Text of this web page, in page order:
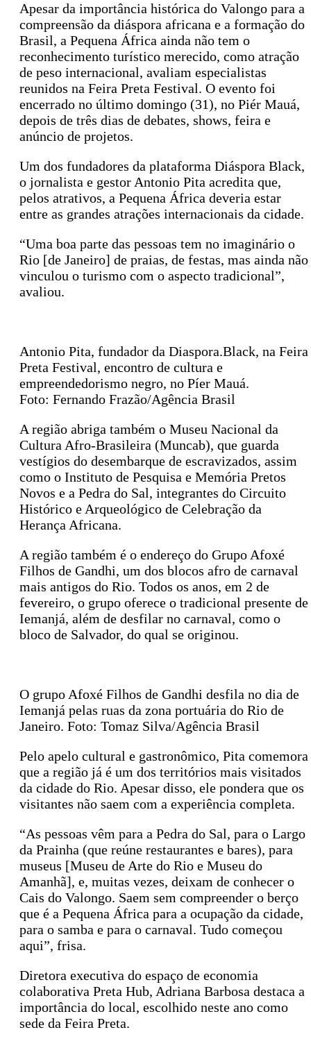
Apesar da importância histórica do Valongo para a
compreensão da diáspora africana e a formação do
Brasil, a Pequena África ainda não tem o
reconhecimento turístico merecido, como atração
de peso internacional, avaliam especialistas
reunidos na Feira Preta Festival. O evento foi
encerrado no último domingo (31), no Piér Mauá,
depois de três dias de debates, shows, feira e
anúncio de projetos.
Um dos fundadores da plataforma Diáspora Black,
o jornalista e gestor Antonio Pita acredita que,
pelos atrativos, a Pequena África deveria estar
entre as grandes atrações internacionais da cidade.
“Uma boa parte das pessoas tem no imaginário o
Rio [de Janeiro] de praias, de festas, mas ainda não
vinculou o turismo com o aspecto tradicional”,
avaliou.
Antonio Pita, fundador da Diaspora.Black, na Feira
Preta Festival, encontro de cultura e
empreendedorismo negro, no Píer Mauá.
Foto: Fernando Frazão/Agência Brasil
A região abriga também o Museu Nacional da
Cultura Afro-Brasileira (Muncab), que guarda
vestígios do desembarque de escravizados, assim
como o Instituto de Pesquisa e Memória Pretos
Novos e a Pedra do Sal, integrantes do Circuito
Histórico e Arqueológico de Celebração da
Herança Africana.
A região também é o endereço do Grupo Afoxé
Filhos de Gandhi, um dos blocos afro de carnaval
mais antigos do Rio. Todos os anos, em 2 de
fevereiro, o grupo oferece o tradicional presente de
Iemanjá, além de desfilar no carnaval, como o
bloco de Salvador, do qual se originou.
O grupo Afoxé Filhos de Gandhi desfila no dia de
Iemanjá pelas ruas da zona portuária do Rio de
Janeiro. Foto: Tomaz Silva/Agência Brasil
Pelo apelo cultural e gastronômico, Pita comemora
que a região já é um dos territórios mais visitados
da cidade do Rio. Apesar disso, ele pondera que os
visitantes não saem com a experiência completa.
“As pessoas vêm para a Pedra do Sal, para o Largo
da Prainha (que reúne restaurantes e bares), para
museus [Museu de Arte do Rio e Museu do
Amanhã], e, muitas vezes, deixam de conhecer o
Cais do Valongo. Saem sem compreender o berço
que é a Pequena África para a ocupação da cidade,
para o samba e para o carnaval. Tudo começou
aqui”, frisa.
Diretora executiva do espaço de economia
colaborativa Preta Hub, Adriana Barbosa destaca a
importância do local, escolhido neste ano como
sede da Feira Preta.